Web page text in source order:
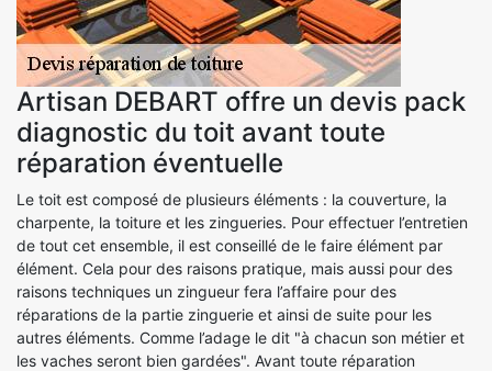
Artisan DEBART offre un devis pack
diagnostic du toit avant toute
réparation éventuelle
Le toit est composé de plusieurs éléments : la couverture, la
charpente, la toiture et les zingueries. Pour effectuer l’entretien
de tout cet ensemble, il est conseillé de le faire élément par
élément. Cela pour des raisons pratique, mais aussi pour des
raisons techniques un zingueur fera l’affaire pour des
réparations de la partie zinguerie et ainsi de suite pour les
autres éléments. Comme l’adage le dit "à chacun son métier et
les vaches seront bien gardées". Avant toute réparation